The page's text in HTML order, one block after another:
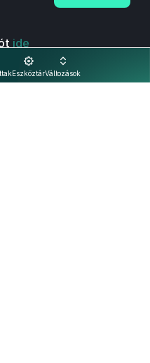
EszköztárVáltozások
ide